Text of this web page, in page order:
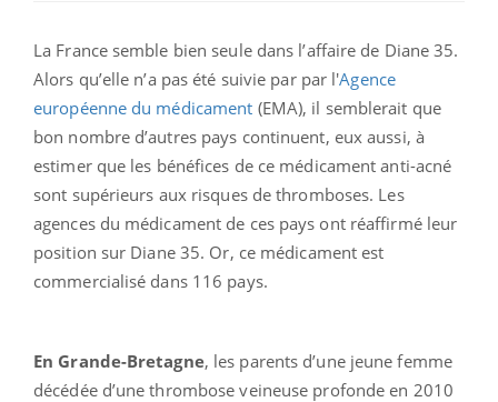
La France semble bien seule dans l’affaire de Diane 35.
Alors qu’elle n’a pas été suivie par par l'Agence
européenne du médicament (EMA), il semblerait que
bon nombre d’autres pays continuent, eux aussi, à
estimer que les bénéfices de ce médicament anti-acné
sont supérieurs aux risques de thromboses. Les
agences du médicament de ces pays ont réaffirmé leur
position sur Diane 35. Or, ce médicament est
commercialisé dans 116 pays.
En Grande-Bretagne, les parents d’une jeune femme
décédée d’une thrombose veineuse profonde en 2010